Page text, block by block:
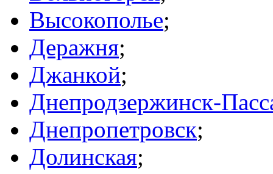
Высокополье;
Деражня;
Джанкой;
Днепродзержинск-
Днепропетровск;
Долинская;